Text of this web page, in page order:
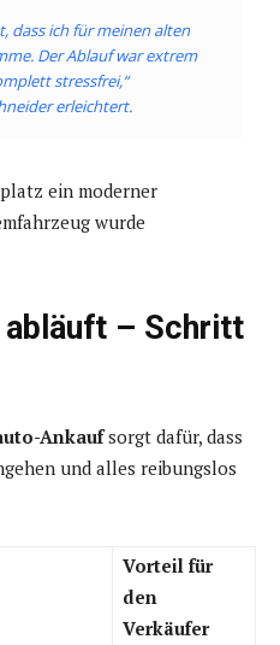
dass ich für meinen alten
Der Ablauf war extrem
stressfrei,“
erleichtert.
ein moderner
wurde
abläuft – Schritt
Ankaufsorgt dafür, dass
und alles reibungslos
Vorteil für
den
Verkäufer